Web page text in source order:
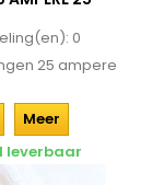
0
25 ampere
Meer
leverbaar